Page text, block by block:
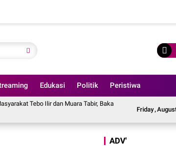
Edukasi Politik Peristiwa
Friday,
Ilir dan Muara Tabir, Bakal Gelar Aksi Besar - besaran Imbas
ADV'